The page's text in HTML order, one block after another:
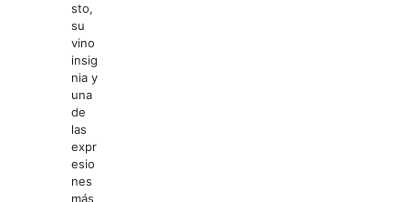
sto,
su
vino
insig
nia y
una
de
las
expr
esio
nes
más